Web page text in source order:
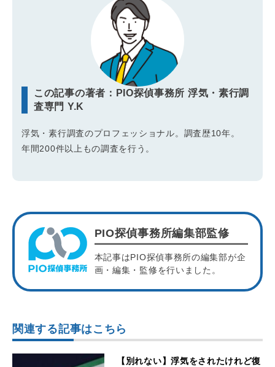
この記事の著者：PIO探偵事務所 浮気・素行調
査専門 Y.K
浮気・素行調査のプロフェッショナル。調査歴10年。
年間200件以上もの調査を行う。
PIO探偵事務所編集部監修
本記事はPIO探偵事務所の編集部が企
画・編集・監修を行いました。
関連する記事はこちら
【別れない】浮気をされたけれど復